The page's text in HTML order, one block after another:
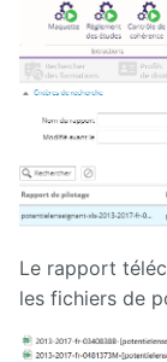
Le rapport
les fichiers de